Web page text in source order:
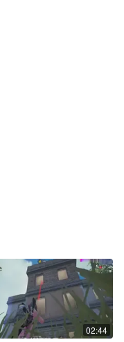
02:44